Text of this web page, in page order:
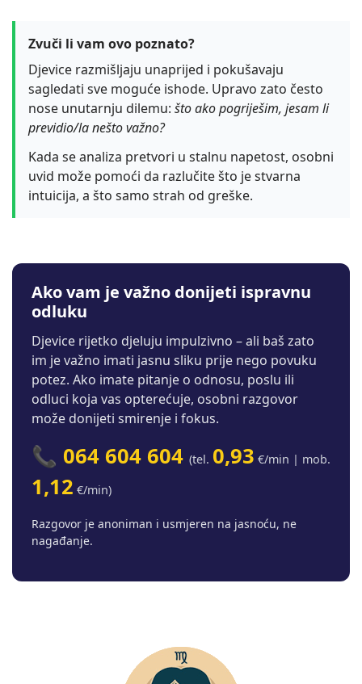
Zvuči li vam ovo poznato?
Djevice razmišljaju unaprijed i pokušavaju
sagledati sve moguće ishode. Upravo zato često
nose unutarnju dilemu: što ako pogriješim, jesam li
previdio/la nešto važno?
Kada se analiza pretvori u stalnu napetost, osobni
uvid može pomoći da razlučite što je stvarna
intuicija, a što samo strah od greške.
Ako vam je važno donijeti ispravnu
odluku
Djevice rijetko djeluju impulzivno – ali baš zato
im je važno imati jasnu sliku prije nego povuku
potez. Ako imate pitanje o odnosu, poslu ili
odluci koja vas opterećuje, osobni razgovor
može donijeti smirenje i fokus.
📞 064 604 604 (tel. 0,93 €/min | mob.
1,12 €/min)
Razgovor je anoniman i usmjeren na jasnoću, ne
nagađanje.